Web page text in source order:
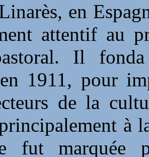
en
attentif au
Il fonda
1911, pour
de la
à
fut marquée